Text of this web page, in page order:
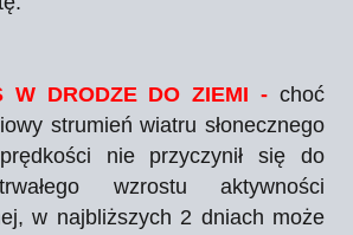
W DRODZE DO ZIEMI - choć
strumień wiatru słonecznego
nie przyczynił się do
wzrostu aktywności
w najbliższych 2 dniach może